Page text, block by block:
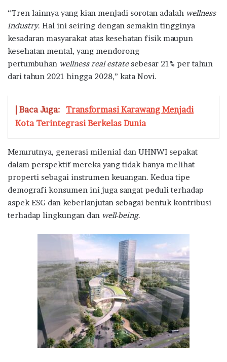
“Tren lainnya yang kian menjadi sorotan adalah wellness
industry. Hal ini seiring dengan semakin tingginya
kesadaran masyarakat atas kesehatan fisik maupun
kesehatan mental, yang mendorong
pertumbuhan wellness real estatesebesar 21% per tahun
dari tahun 2021 hingga 2028,” kata Novi.
| Baca Juga:
Transformasi Karawang Menjadi
Kota Terintegrasi Berkelas Dunia
Menurutnya, generasi milenial dan UHNWI sepakat
dalam perspektif mereka yang tidak hanya melihat
properti sebagai instrumen keuangan. Kedua tipe
demografi konsumen ini juga sangat peduli terhadap
aspek ESG dan keberlanjutan sebagai bentuk kontribusi
terhadap lingkungan dan well-being.